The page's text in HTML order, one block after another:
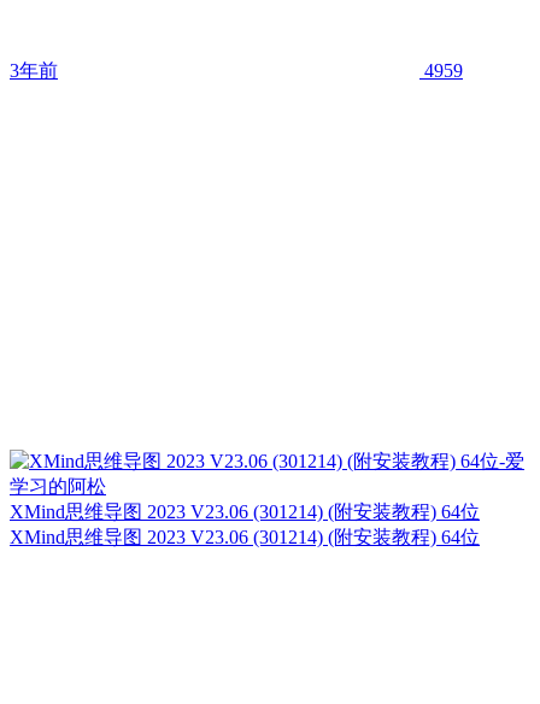
3年前 4959
XMind思维导图 2023 V23.06 (301214) (附安装教程) 64位
XMind思维导图 2023 V23.06 (301214) (附安装教程) 64位